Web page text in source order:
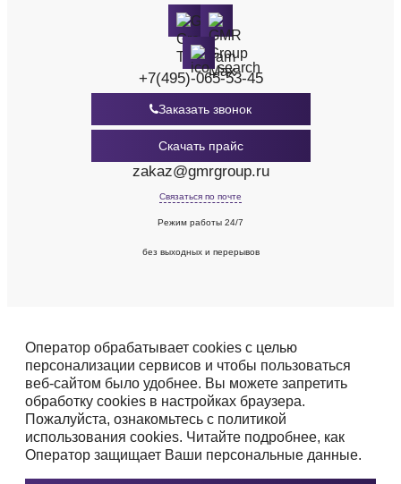
zakaz@gmrgroup.ru
Связаться по почте
Режим работы 24/7
без выходных и перерывов
+7(495)-065-53-45
Заказать звонок
Скачать прайс
Оператор обрабатывает cookies с целью
персонализации сервисов и чтобы пользоваться
веб-сайтом было удобнее. Вы можете запретить
обработку cookies в настройках браузера.
Пожалуйста, ознакомьтесь с политикой
использования cookies. Читайте подробнее, как
Оператор защищает Ваши персональные данные.